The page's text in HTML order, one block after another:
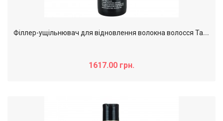
Ф
іллер-ущільнювач для відновлення волокна волосся Tahe Peptide T98 Density, 125 мл
1617.00 грн.